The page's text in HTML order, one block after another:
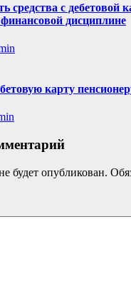
средства с дебетовой
дисциплине
карту
будет опубликован.